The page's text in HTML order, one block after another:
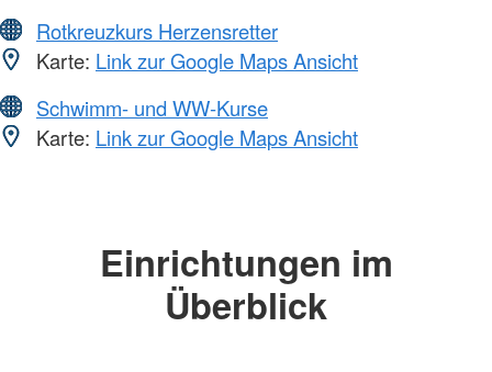
Rotkreuzkurs Herzensretter
Karte: Link zur Google Maps Ansicht
Schwimm- und WW-Kurse
Karte: Link zur Google Maps Ansicht
Einrichtungen im
Überblick